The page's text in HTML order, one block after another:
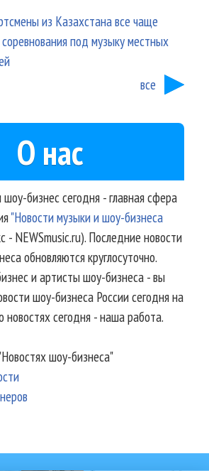
из Казахстана все чаще
под музыку местных
все
О нас
бизнес сегодня - главная сфера
"Новости музыки и шоу-бизнеса
- NEWSmusic.ru). Последние новости
обновляются круглосуточно.
и артисты шоу-бизнеса - вы
шоу-бизнеса России сегодня на
новостях сегодня - наша работа.
шоу-бизнеса"